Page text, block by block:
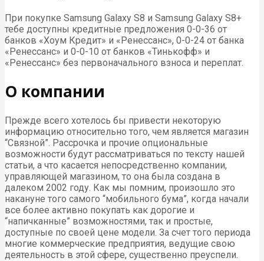
При покупке Samsung Galaxy S8 и Samsung Galaxy S8+
тебе доступны кредитные предложения 0-0-36 от
банков «Хоум Кредит» и «Ренессанс», 0-0-24 от банка
«Ренессанс» и 0-0-10 от банков «Тинькофф» и
«Ренессанс» без первоначального взноса и переплат.
О компании
Прежде всего хотелось бы привести некоторую
информацию относительно того, чем является магазин
“Связной”. Рассрочка и прочие опциональные
возможности будут рассматриваться по тексту нашей
статьи, а что касается непосредственно компании,
управляющей магазином, то она была создана в
далеком 2002 году. Как мы помним, произошло это
накануне того самого “мобильного бума”, когда начали
все более активно покупать как дорогие и
“напичканные” возможностями, так и простые,
доступные по своей цене модели. За счет того периода
многие коммерческие предприятия, ведущие свою
деятельность в этой сфере, существенно преуспели.